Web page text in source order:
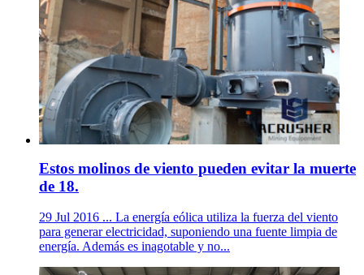
Estos molinos de viento pueden evitar la muerte
de 18.
29 Jul 2016 ... La energía eólica utiliza la fuerza del viento
para generar electricidad, suponiendo una fuente limpia de
energía. Además es inagotable y no...